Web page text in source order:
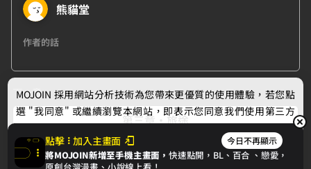
熊貓堂
作者的話
下一章
第三章・旅途
點擊 加入主畫面 今日不再顯示
將MOJOIN新增至手機主畫面，快速點開，BL、 百合 、戀愛，
MOJOIN 採用網站分析技術為您帶來更優質的使用體驗，若您點
選 "我同意" 或繼續瀏覽本網站，即表示您同意我們使用第三方
Cookie，欲瞭解更多資訊請見隱私權政策。
我同意